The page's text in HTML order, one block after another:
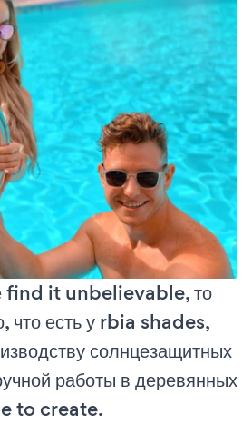
find it unbelievable, то
есть у rbia shades,
солнцезащитных
работы в деревянных
to create.